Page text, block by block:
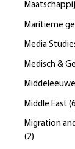
Maritieme
Media
Medisch &
Middle East (6
Migration
(2)